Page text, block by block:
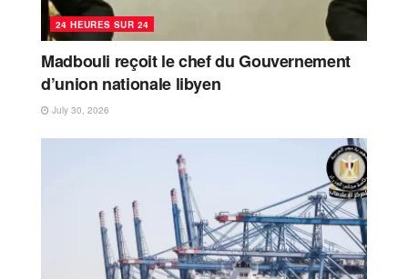
24 HEURES SUR 24
Madbouli reçoit le chef du Gouvernement
d’union nationale libyen
July 30, 2026